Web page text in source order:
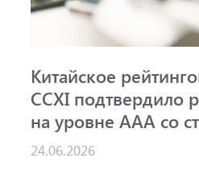
Китайское
CCXI подтвердило
на уровне AAA со
прогнозом
24.06.2026